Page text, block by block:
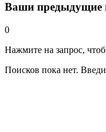
Ваши предыдущие
0
Нажмите на запрос,
Поисков пока нет.